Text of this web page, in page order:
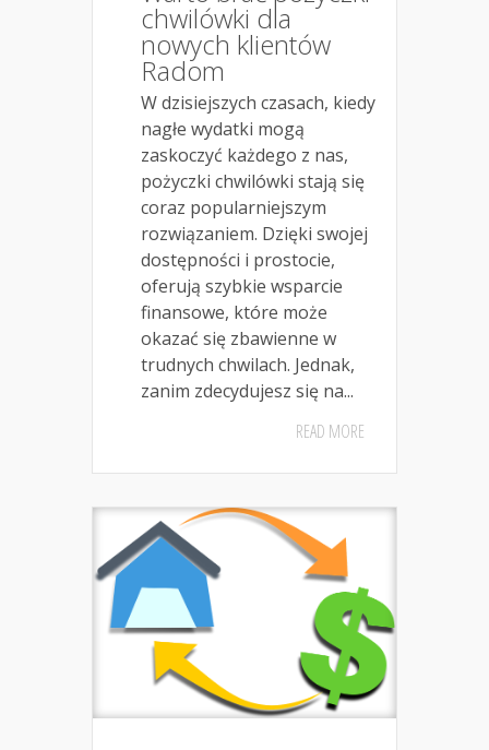
chwilówki dla
nowych klientów
Radom
W dzisiejszych czasach, kiedy
nagłe wydatki mogą
zaskoczyć każdego z nas,
pożyczki chwilówki stają się
coraz popularniejszym
rozwiązaniem. Dzięki swojej
dostępności i prostocie,
oferują szybkie wsparcie
finansowe, które może
okazać się zbawienne w
trudnych chwilach. Jednak,
zanim zdecydujesz się na...
READ MORE